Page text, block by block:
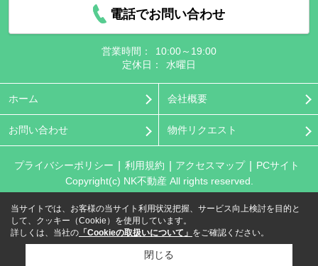
電話でお問い合わせ
営業時間：
10:00～19:00
定休日：
水曜日
ホーム 会社概要
お問い合わせ 物件リクエスト
プライバシーポリシー 利用規約 アクセスマップ
PCサイト
Copyright(c) NK不動産 All rights reserved.
当サイトでは、お客様の当サイト利用状況把握、サービス向上検討を目的と
して、クッキー（Cookie）を使用しています。
詳しくは、当社の 「Cookieの取扱いについて」 をご確認ください。
閉じる